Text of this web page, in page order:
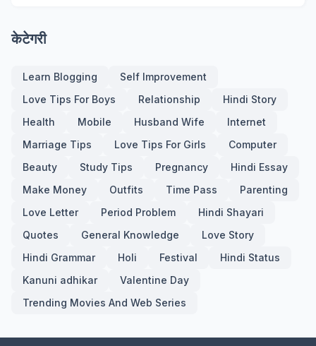
केटेगरी
Learn Blogging
Self Improvement
Love Tips For Boys
Relationship
Hindi Story
Health
Mobile Husband Wife
Internet
Marriage Tips
Love Tips For Girls
Computer
Beauty
Study Tips Pregnancy
Hindi Essay
Make Money
Outfits Time Pass
Parenting
Love Letter
Period Problem
Hindi Shayari
Quotes
General Knowledge
Love Story
Hindi Grammar
Holi Festival
Hindi Status
Kanuni adhikar
Valentine Day
Trending Movies And Web Series